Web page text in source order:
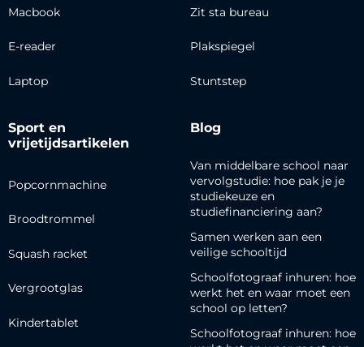
Macbook
E-reader
Laptop
Zit sta bureau
Plakspiegel
Stuntstep
Sport en
vrijetijdsartikelen
Popcornmachine
Broodtrommel
Squash racket
Vergrootglas
Kindertablet
Blog
Van middelbare school naar
vervolgstudie: hoe pak je je
studiekeuze en
studiefinanciering aan?
Samen werken aan een
veilige schooltijd
Schoolfotograaf inhuren: hoe
werkt het en waar moet een
school op letten?
Schoolfotograaf inhuren: hoe